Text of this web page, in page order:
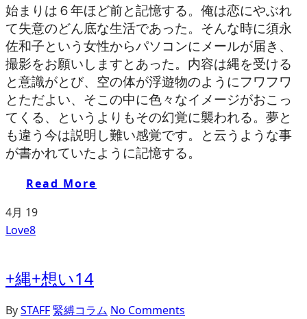
始まりは６年ほど前と記憶する。俺は恋にやぶれ
て失意のどん底な生活であった。そんな時に須永
佐和子という女性からパソコンにメールが届き、
撮影をお願いしますとあった。内容は縄を受ける
と意識がとび、空の体が浮遊物のようにフワフワ
とただよい、そこの中に色々なイメージがおこっ
てくる、というよりもその幻覚に襲われる。夢と
も違う今は説明し難い感覚です。と云うような事
が書かれていたように記憶する。
Read More
4月 19
Love8
+縄+想い14
BySTAFF 緊縛コラム No Comments